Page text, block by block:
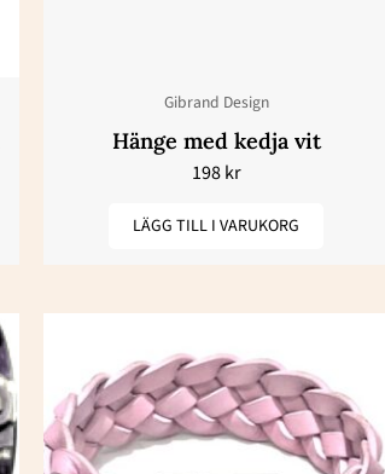
Gibrand Design
Hänge med kedja vit
198kr
LÄGG TILL I VARUKORG